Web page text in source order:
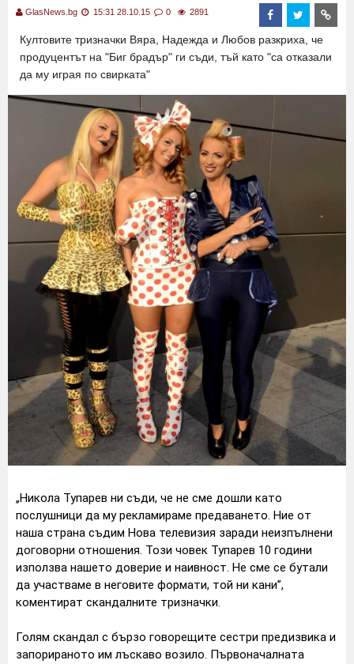
GlasNews.bg 15:31 28.10.15 0 2891
Култовите тризначки Вяра, Надежда и Любов разкриха, че
продуцентът на "Биг брадър" ги съди, тъй като "са отказали
да му играя по свирката"
„Никола Тупарев ни съди, че не сме дошли като
послушници да му рекламираме предаването. Ние от
наша страна съдим Нова телевизия заради неизпълнени
договорни отношения. Този човек Тупарев 10 години
използва нашето доверие и наивност. Не сме се бутали
да участваме в неговите формати, той ни кани”,
коментират скандалните тризначки.
Голям скандал с бързо говорещите сестри предизвика и
запорираното им лъскаво возило. Първоначалната